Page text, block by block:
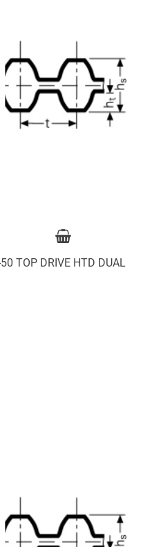
TOP DRIVE HTD DUAL